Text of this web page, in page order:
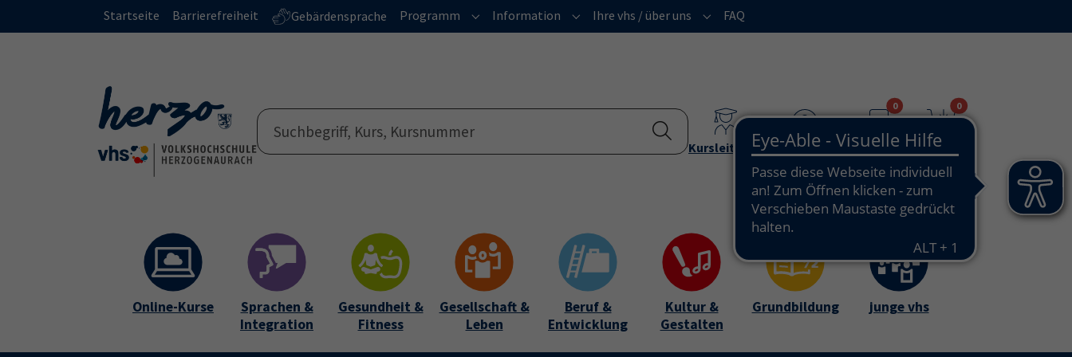
Skip to main content
Skip to page footerStartseite Barrierefreiheit Gebärdensprache Programm Submenu for "Programm"
Information Submenu for "Information"
Ihre vhs / über uns Submenu for "Ihre vhs / über uns"
FAQ
KursleitendeTeilnehmende
0
Merkzettel
0
Warenkorb
Online-Kurse
Sprachen &
Integration
Gesundheit &
Fitness
Gesellschaft &
Leben
Beruf &
Entwicklung
Kultur &
Gestalten
Grundbildung junge vhs